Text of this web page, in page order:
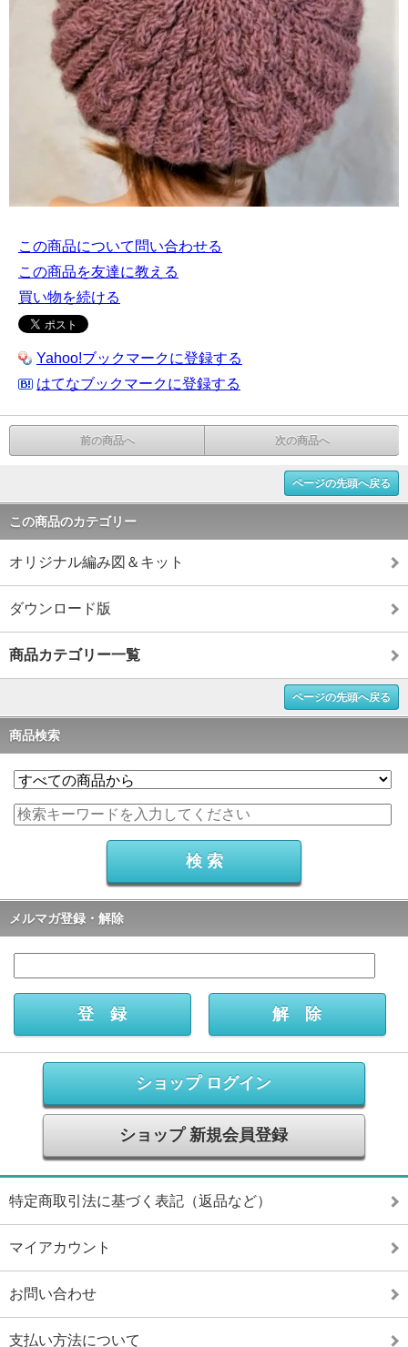
この商品について問い合わせる
この商品を友達に教える
買い物を続ける
Yahoo!ブックマークに登録する
はてなブックマークに登録する
前の商品へ 次の商品へ
ページの先頭へ戻る
この商品のカテゴリー
オリジナル編み図＆キット
ダウンロード版
商品カテゴリー一覧
ページの先頭へ戻る
商品検索
メルマガ登録・解除
ショップ ログイン
ショップ 新規会員登録
特定商取引法に基づく表記（返品など）
マイアカウント
お問い合わせ
支払い方法について